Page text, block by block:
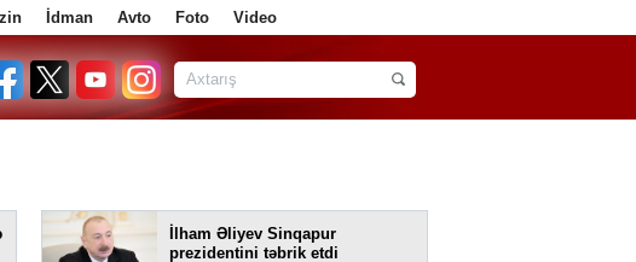
İdman Avto Foto Video
İlham Əliyev Sinqapur
prezidentini təbrik etdi